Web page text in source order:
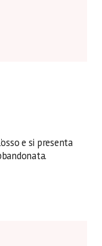
e si presenta